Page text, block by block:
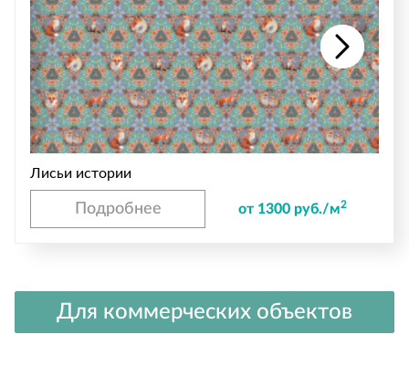
Лисьи истории
Подробнее от 1300 руб./м2
Для коммерческих объектов